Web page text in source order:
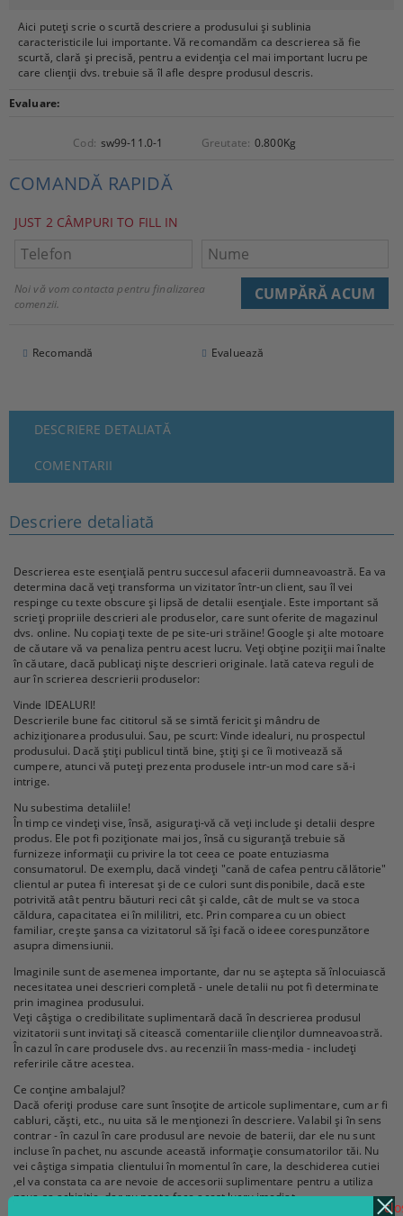
Aici puteți scrie o scurtă descriere a produsului și sublinia
caracteristicile lui importante. Vă recomandăm ca descrierea să fie
scurtă, clară și precisă, pentru a evidenția cel mai important lucru pe
care clienții dvs. trebuie să îl afle despre produsul descris.
Evaluare:
Cod: sw99-11.0-1 Greutate: 0.800Kg
COMANDĂ RAPIDĂ
JUST 2 CÂMPURI TO FILL IN
Noi vă vom contacta pentru finalizarea
comenzii.
Recomandă Evaluează
DESCRIERE DETALIATĂ
COMENTARII
Descriere detaliată
Descrierea este esențială pentru succesul afacerii dumneavoastră. Ea va
determina dacă veți transforma un vizitator într-un client, sau îl vei
respinge cu texte obscure și lipsă de detalii esențiale. Este important să
scrieți propriile descrieri ale produselor, care sunt oferite de magazinul
dvs. online. Nu copiați texte de pe site-uri străine! Google și alte motoare
de căutare vă va penaliza pentru acest lucru. Veți obține poziții mai înalte
în căutare, dacă publicați niște descrieri originale. Iată cateva reguli de
aur în scrierea descrierii produselor:
Vinde IDEALURI!
Descrierile bune fac cititorul să se simtă fericit și mândru de
achiziționarea produsului. Sau, pe scurt: Vinde idealuri, nu prospectul
produsului. Dacă știți publicul tintă bine, știți și ce îi motivează să
cumpere, atunci vă puteți prezenta produsele intr-un mod care să-i
intrige.
Nu subestima detaliile!
În timp ce vindeți vise, însă, asigurați-vă că veți include și detalii despre
produs. Ele pot fi poziționate mai jos, însă cu siguranță trebuie să
furnizeze informații cu privire la tot ceea ce poate entuziasma
consumatorul. De exemplu, dacă vindeți "cană de cafea pentru călătorie"
clientul ar putea fi interesat și de ce culori sunt disponibile, dacă este
potrivită atât pentru băuturi reci cât și calde, cât de mult se va stoca
căldura, capacitatea ei în mililitri, etc. Prin comparea cu un obiect
familiar, crește șansa ca vizitatorul să își facă o ideee corespunzătore
asupra dimensiunii.
Imaginile sunt de asemenea importante, dar nu se aștepta să înlocuiască
necesitatea unei descrieri completă - unele detalii nu pot fi determinate
prin imaginea produsului.
Veți câștiga o credibilitate suplimentară dacă în descrierea produsul
vizitatorii sunt invitați să citească comentariile clienților dumneavoastră.
În cazul în care produsele dvs. au recenzii în mass-media - includeți
referirile către acestea.
Ce conține ambalajul?
Dacă oferiți produse care sunt însoțite de articole suplimentare, cum ar fi
cabluri, căști, etc., nu uita să le menționezi în descriere. Valabil și în sens
contrar - în cazul în care produsul are nevoie de baterii, dar ele nu sunt
incluse în pachet, nu ascunde această informație consumatorilor tăi. Nu
vei câștiga simpatia clientului în momentul în care, la deschiderea cutiei
,el va constata ca are nevoie de accesorii suplimentare pentru a utiliza
noua sa achiziție, dar nu poate face acest lucru imediat.